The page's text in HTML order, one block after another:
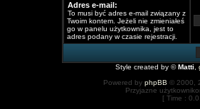
Adres e-mail:
To musi być adres e-mail związany z
Twoim kontem. Jeżeli nie zmieniałeś
go w panelu użytkownika, jest to
adres podany w czasie rejestracji.
Style created by ©Matti
Powered by phpBB © 2000,
Przyjazne
[ Time :